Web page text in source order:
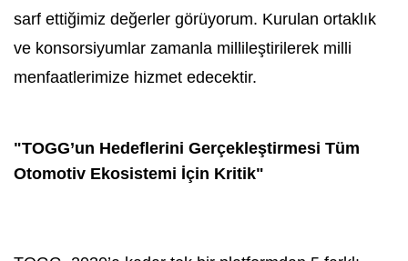
sarf ettiğimiz değerler görüyorum. Kurulan ortaklık
ve konsorsiyumlar zamanla millileştirilerek milli
menfaatlerimize hizmet edecektir.
"TOGG’un Hedeflerini Gerçekleştirmesi Tüm
Otomotiv Ekosistemi İçin Kritik"